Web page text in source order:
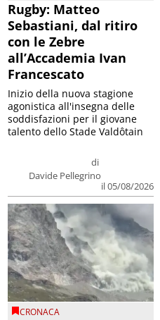
Rugby: Matteo
Sebastiani, dal ritiro
con le Zebre
all’Accademia Ivan
Francescato
di
Davide Pellegrino
il 05/08/2026
Inizio della nuova stagione
agonistica all'insegna delle
soddisfazioni per il giovane
talento dello Stade Valdôtain
CRONACA